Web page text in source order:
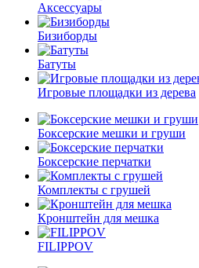
Аксессуары
Бизиборды
Батуты
Игровые площадки из дерева
Боксерские мешки и груши
Боксерские перчатки
Комплекты с грушей
Кронштейн для мешка
FILIPPOV